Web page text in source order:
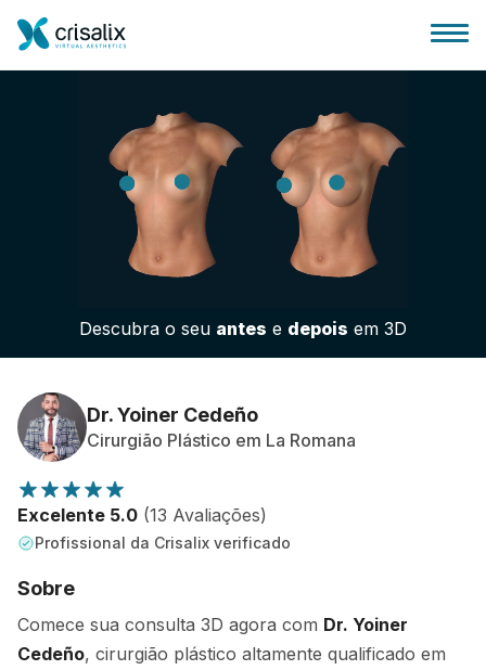
Página inicial para cirurgiões
Plataforma 3D de business
Planos
Avaliações dos pacientes
Descubra o seu antes e depois em 3D
Dr. Yoiner Cedeño
Cirurgião Plástico em La Romana
Excelente 5.0 (13 Avaliações)
Profissional da Crisalix verificado
Sobre
Comece sua consulta 3D agora com Dr. Yoiner
Cedeño, cirurgião plástico altamente qualificado em